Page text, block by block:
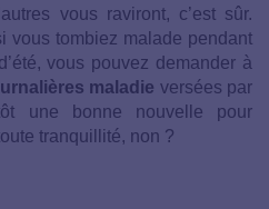
vous raviront, c’est sûr.
vous tombiez malade pendant
vous pouvez demander à
maladie versées par
une bonne nouvelle pour
tranquillité, non ?